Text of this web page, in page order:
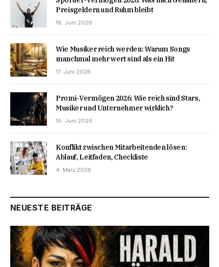
Preisgeldern und Ruhm bleibt
18. Juni 2026
Wie Musiker reich werden: Warum Songs
manchmal mehr wert sind als ein Hit
17. Juni 2026
Promi-Vermögen 2026: Wie reich sind Stars,
Musiker und Unternehmer wirklich?
16. Juni 2026
Konflikt zwischen Mitarbeitenden lösen:
Ablauf, Leitfaden, Checkliste
4. März 2026
NEUESTE BEITRÄGE